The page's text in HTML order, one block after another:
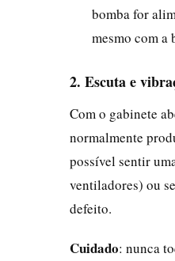
bomba for
mesmo com a
2. Escuta e
Com o gabinete
normalmente
possível sentir
ventiladores) ou
defeito.
Cuidado: nunca